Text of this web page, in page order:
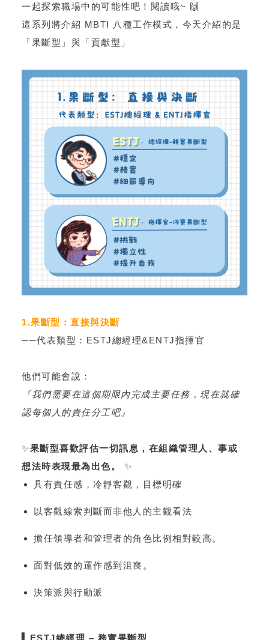
一起探索職場中的可能性吧！閱讀哦~ 🙌
這系列將介紹 MBTI 八種工作模式，今天介紹的是
「果斷型」與「貢獻型」
1.果斷型：直接與決斷
──代表類型：ESTJ總經理&ENTJ指揮官
他們可能會說：
『我們需要在這個期限內完成主要任務，現在就確
認每個人的責任分工吧』
✨果斷型喜歡評估一切訊息，在組織管理人、事或
想法時表現最為出色。
✨
具有責任感，冷靜客觀，目標明確
以客觀線索判斷而非他人的主觀看法
擔任領導者和管理者的角色比例相對較高。
面對低效的運作感到沮喪。
決策派與行動派
▍ESTJ總經理 – 務實果斷型